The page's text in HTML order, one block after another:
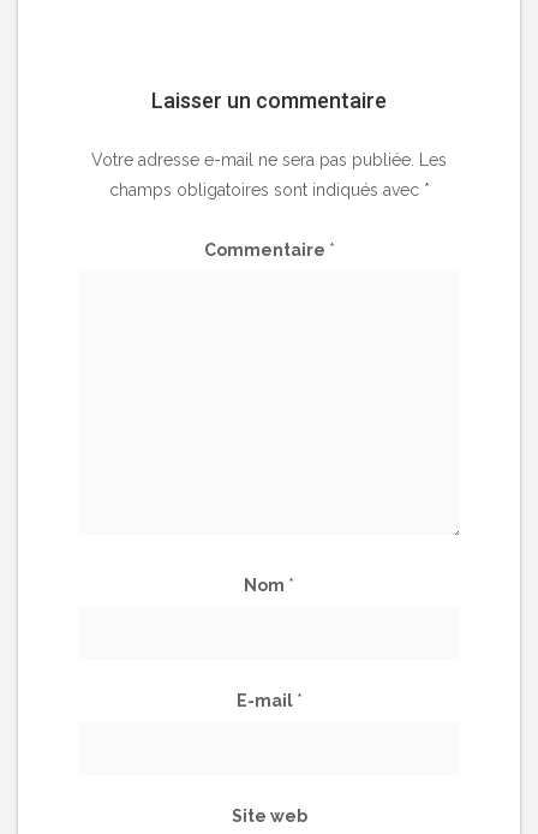
Laisser un commentaire
Votre adresse e-mail ne sera pas publiée. Les
champs obligatoires sont indiqués avec *
Commentaire *
Nom *
E-mail *
Site web